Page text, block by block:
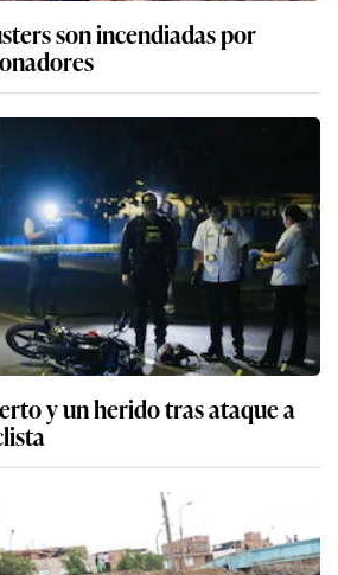
son incendiadas por
y un herido tras ataque a